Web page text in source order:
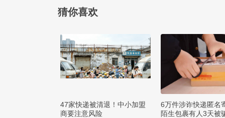
猜你喜欢
47家快递被清退！中小加盟
商要注意风险
6万件涉诈快递匿名
陌生包裹有人3天被